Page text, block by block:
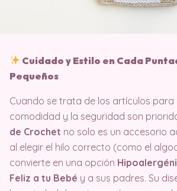
Cuidado y Estilo en Cada
Pequeños
Cuando se trata de los artículos para
comodidad y la seguridad son
de Crochet no solo es un accesorio
al elegir el hilo correcto (como el
convierte en una opción
Feliz a tu Bebé y a sus padres. Su